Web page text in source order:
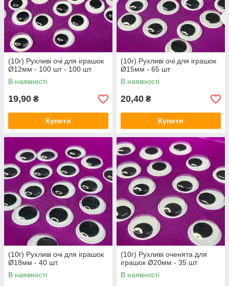
(10г) Рухливі очі для іграшок
Ø12мм - 100 шт - 100 шт
В наявності
19,90 ₴
Купити
(10г) Рухливі очі для іграшок
Ø15мм - 65 шт
В наявності
20,40 ₴
Купити
(10г) Рухливі очі для іграшок
Ø18мм - 40 шт.
В наявності
(10г) Рухливі оченята для
іграшок Ø20мм - 35 шт
В наявності